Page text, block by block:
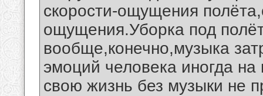
скорости-ощущения
ощущения.Уборка под
вообще,конечно,музыка
эмоций человека иногда
свою жизнь без музыки не